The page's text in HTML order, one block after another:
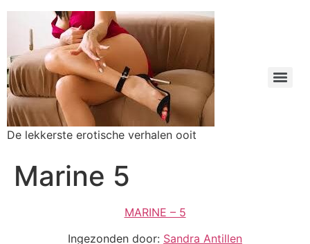
De lekkerste erotische verhalen ooit
Marine 5
MARINE – 5
Ingezonden door: Sandra Antillen